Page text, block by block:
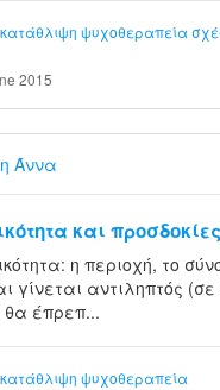
κατάθλιψη ψυχοθεραπεία
2015
Άννα
και προσδοκίες
η περιοχή, το
γίνεται αντιληπτός
θα έπρεπ...
κατάθλιψη ψυχοθεραπεία